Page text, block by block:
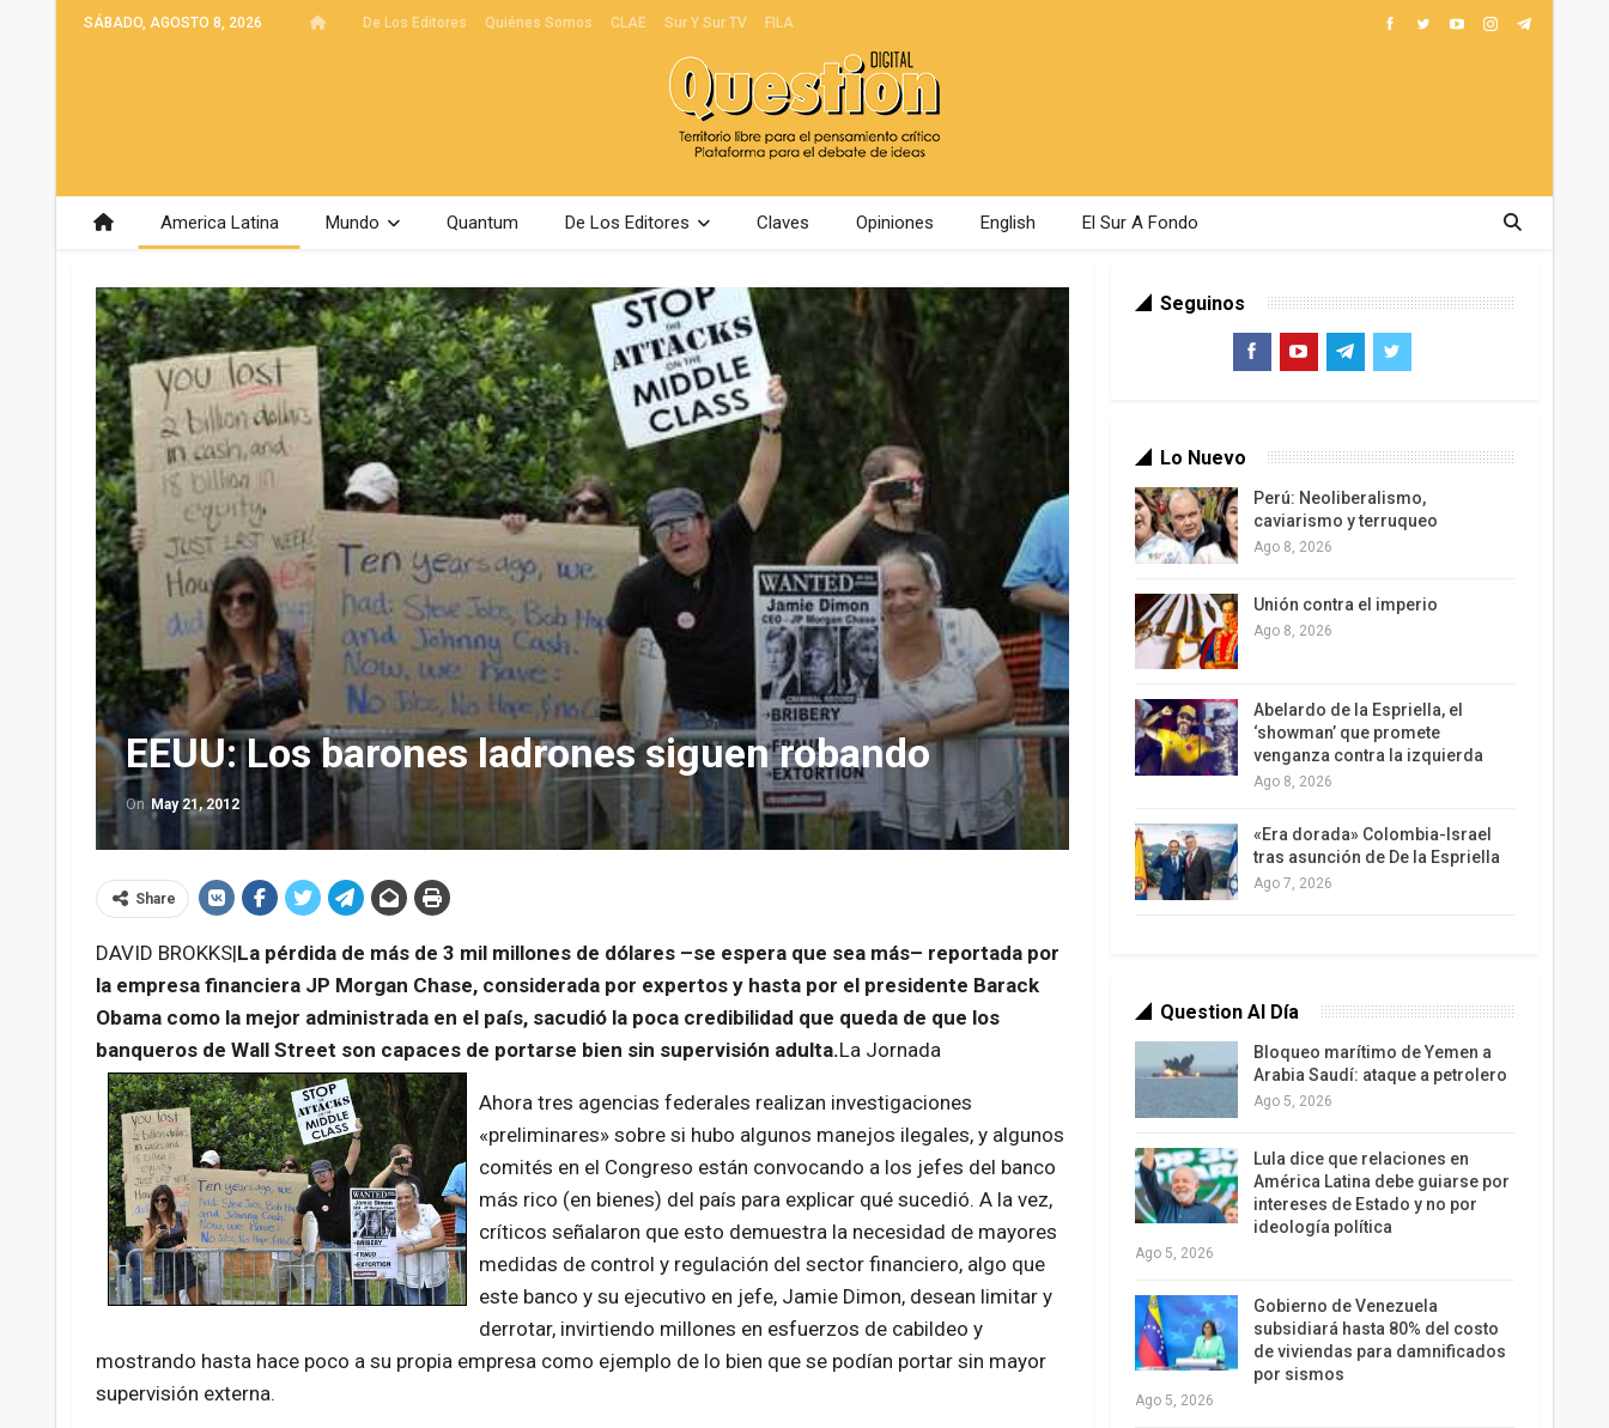
SÁBADO, AGOSTO 8, 2026 De Los Editores Quiénes Somos CLAE Sur Y Sur TV FILA
America Latina Mundo Quantum De Los Editores Claves Opiniones English El Sur A Fondo
EEUU: Los barones ladrones siguen robando
On May 21, 2012
Share
DAVID BROKKS|La pérdida de más de 3 mil millones de dólares –se espera que sea más– reportada por
la empresa financiera JP Morgan Chase, considerada por expertos y hasta por el presidente Barack
Obama como la mejor administrada en el país, sacudió la poca credibilidad que queda de que los
banqueros de Wall Street son capaces de portarse bien sin supervisión adulta.La Jornada
Ahora tres agencias federales realizan investigaciones
«preliminares» sobre si hubo algunos manejos ilegales, y algunos
comités en el Congreso están convocando a los jefes del banco
más rico (en bienes) del país para explicar qué sucedió. A la vez,
críticos señalaron que esto demuestra la necesidad de mayores
medidas de control y regulación del sector financiero, algo que
este banco y su ejecutivo en jefe, Jamie Dimon, desean limitar y
derrotar, invirtiendo millones en esfuerzos de cabildeo y
mostrando hasta hace poco a su propia empresa como ejemplo de lo bien que se podían portar sin mayor
supervisión externa.
Seguinos
Lo Nuevo
Perú: Neoliberalismo,
caviarismo y terruqueo
Ago 8, 2026
Unión contra el imperio
Ago 8, 2026
Abelardo de la Espriella, el
‘showman’ que promete
venganza contra la izquierda
Ago 8, 2026
«Era dorada» Colombia-Israel
tras asunción de De la Espriella
Ago 7, 2026
Question Al Día
Bloqueo marítimo de Yemen a
Arabia Saudí: ataque a petrolero
Ago 5, 2026
Lula dice que relaciones en
América Latina debe guiarse por
intereses de Estado y no por
ideología política
Ago 5, 2026
Gobierno de Venezuela
subsidiará hasta 80% del costo
de viviendas para damnificados
por sismos
Ago 5, 2026